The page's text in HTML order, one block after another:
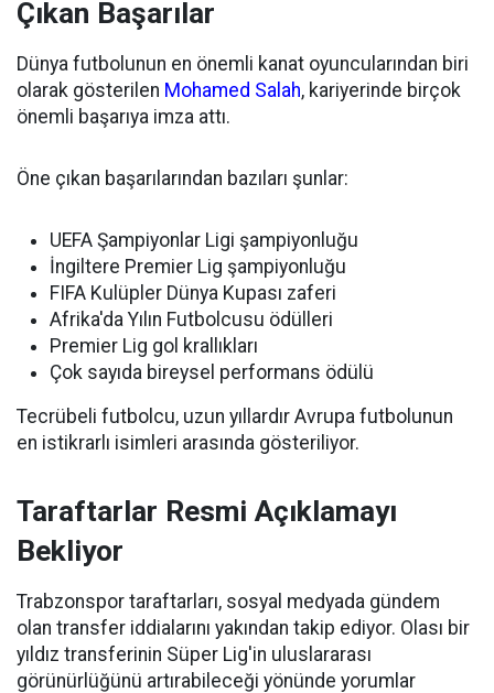
Çıkan Başarılar
Dünya futbolunun en önemli kanat oyuncularından biri
olarak gösterilen Mohamed Salah, kariyerinde birçok
önemli başarıya imza attı.
Öne çıkan başarılarından bazıları şunlar:
UEFA Şampiyonlar Ligi şampiyonluğu
İngiltere Premier Lig şampiyonluğu
FIFA Kulüpler Dünya Kupası zaferi
Afrika'da Yılın Futbolcusu ödülleri
Premier Lig gol krallıkları
Çok sayıda bireysel performans ödülü
Tecrübeli futbolcu, uzun yıllardır Avrupa futbolunun
en istikrarlı isimleri arasında gösteriliyor.
Taraftarlar Resmi Açıklamayı
Bekliyor
Trabzonspor taraftarları, sosyal medyada gündem
olan transfer iddialarını yakından takip ediyor. Olası bir
yıldız transferinin Süper Lig'in uluslararası
görünürlüğünü artırabileceği yönünde yorumlar